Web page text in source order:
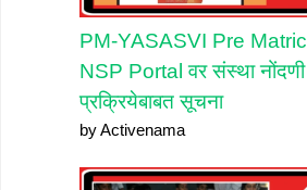
PM-YASASVI Pre
NSP Portal वर संस्था नोंदणी व
प्रक्रियेबाबत सूचना
by Activenama